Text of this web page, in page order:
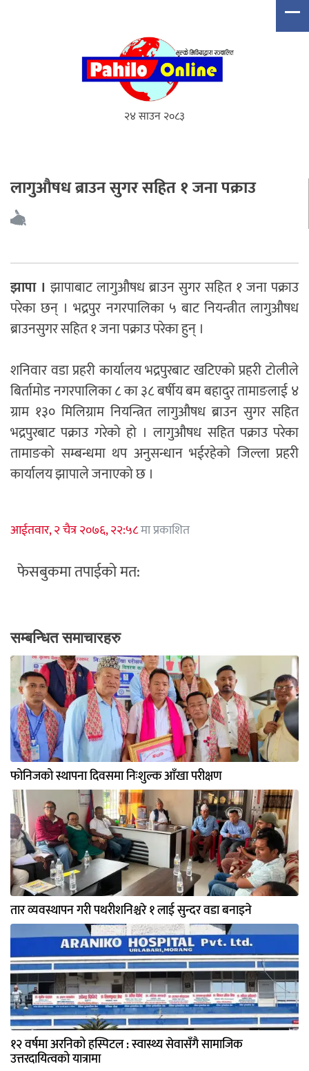
२४ साउन २०८३
लागुऔषध ब्राउन सुगर सहित १ जना पक्राउ
झापा । झापाबाट लागुऔषध ब्राउन सुगर सहित १ जना पक्राउ
परेका छन् । भद्रपुर नगरपालिका ५ बाट नियन्त्रीत लागुऔषध
ब्राउनसुगर सहित १ जना पक्राउ परेका हुन् ।
शनिवार वडा प्रहरी कार्यालय भद्रपुरबाट खटिएको प्रहरी टोलीले
बिर्तामोड नगरपालिका ८ का ३८ बर्षीय बम बहादुर तामाङलाई ४
ग्राम १३० मिलिग्राम नियन्त्रित लागुऔषध ब्राउन सुगर सहित
भद्रपुरबाट पक्राउ गरेको हो । लागुऔषध सहित पक्राउ परेका
तामाङको सम्बन्धमा थप अनुसन्धान भईरहेको जिल्ला प्रहरी
कार्यालय झापाले जनाएको छ ।
आईतवार, २ चैत्र २०७६, २२:५८मा प्रकाशित
फेसबुकमा तपाईको मत:
सम्बन्धित समाचारहरु
फोनिजको स्थापना दिवसमा निःशुल्क आँखा परीक्षण
तार व्यवस्थापन गरी पथरीशनिश्चरे १ लाई सुन्दर वडा बनाइने
१२ वर्षमा अरनिको हस्पिटल : स्वास्थ्य सेवासँगै सामाजिक
उत्तरदायित्वको यात्रामा